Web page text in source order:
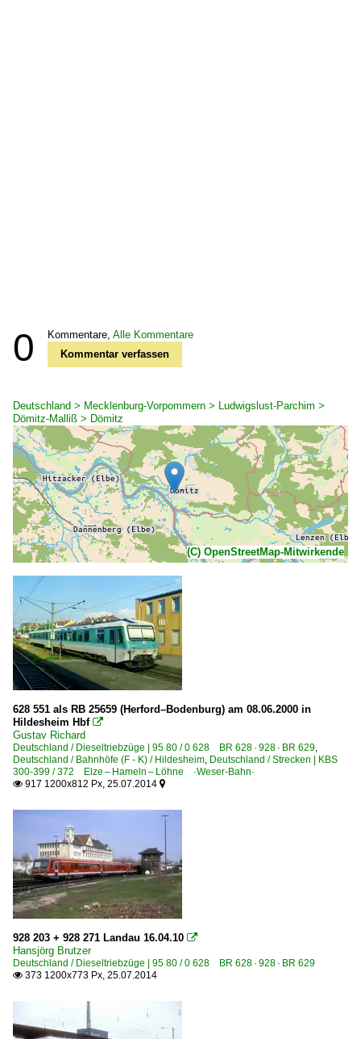
0 Kommentare, Alle Kommentare
Kommentar verfassen
Deutschland > Mecklenburg-Vorpommern > Ludwigslust-Parchim >
Dömitz-Malliß > Dömitz
(C) OpenStreetMap-Mitwirkende
628 551 als RB 25659 (Herford–Bodenburg) am 08.06.2000 in
Hildesheim Hbf 
Gustav Richard
Deutschland / Dieseltriebzüge | 95 80 / 0 628 BR 628 · 928 · BR 629
Deutschland / Bahnhöfe (F - K) / Hildesheim Deutschland / Strecken | KBS
300-399 / 372 Elze – Hameln – Löhne ·Weser-Bahn·
 917 1200x812 Px, 25.07.2014 
928 203 + 928 271 Landau 16.04.10 
Hansjörg Brutzer
Deutschland / Dieseltriebzüge | 95 80 / 0 628 BR 628 · 928 · BR 629
 373 1200x773 Px, 25.07.2014